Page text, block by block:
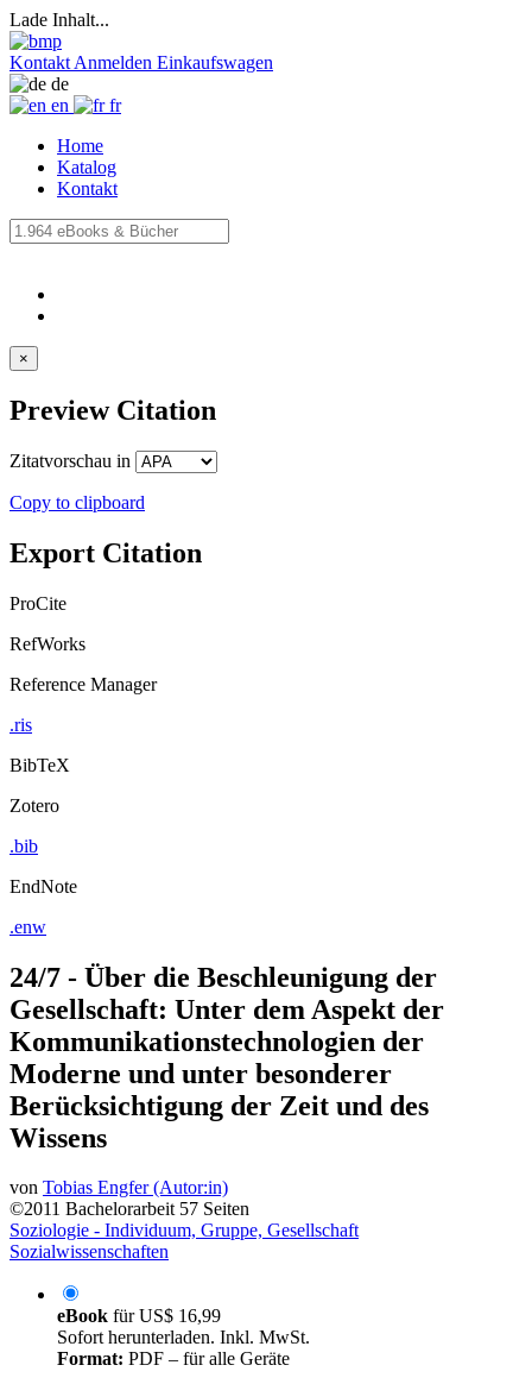
Lade Inhalt...
Kontakt Anmelden Einkaufswagen
de
en
fr
Home
Katalog
Kontakt
×
Preview Citation
Zitatvorschau in
Copy to clipboard
Export Citation
ProCite
RefWorks
Reference Manager
.ris
BibTeX
Zotero
.bib
EndNote
.enw
24/7 - Über die Beschleunigung der
Gesellschaft: Unter dem Aspekt der
Kommunikationstechnologien der
Moderne und unter besonderer
Berücksichtigung der Zeit und des
Wissens
vonTobias Engfer (Autor:in)
©2011 Bachelorarbeit
Sozialwissenschaften
eBookfürUS$ 16,99